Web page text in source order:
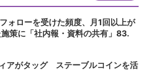
ォローを受けた頻度、月1回以上が
策に「社内報・資料の共有」83.
アがタッグ ステーブルコインを活